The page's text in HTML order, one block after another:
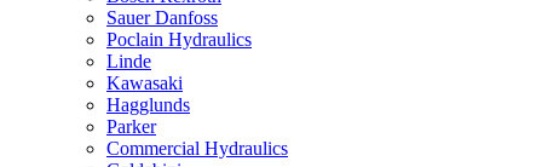
Sauer Danfoss
Poclain Hydraulics
Linde
Kawasaki
Hagglunds
Parker
Commercial Hydraulics